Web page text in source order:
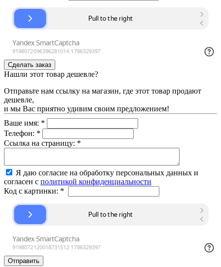
Нашли этот товар дешевле?
Отправьте нам ссылку на магазин, где этот товар продают
дешевле,
и мы Вас приятно удивим своим предложением!
Ваше имя: *
Телефон: *
Ссылка на страницу: *
Я даю согласие на обработку персональных данных и
согласен с политикой конфиденциальности
Код с картинки: *